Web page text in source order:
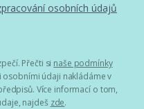
osobních údajů
Přečti si naše podmínky
osobními údaji nakládáme v
Více informací o tom,
najdeš zde.